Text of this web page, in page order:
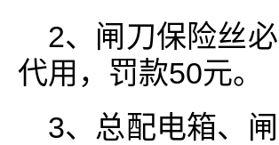
2、闸刀保险丝
代用，罚款50元。
3、总配电箱、